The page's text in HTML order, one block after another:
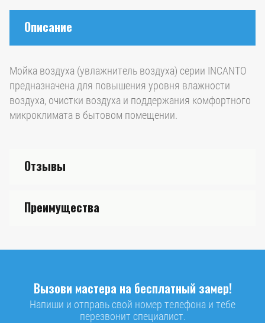
Описание
Мойка воздуха (увлажнитель воздуха) серии INCANTO
предназначена для повышения уровня влажности
воздуха, очистки воздуха и поддержания комфортного
микроклимата в бытовом помещении.
Отзывы
Преимущества
Вызови мастера на бесплатный замер!
Напиши и отправь свой номер телефона и тебе
перезвонит специалист.